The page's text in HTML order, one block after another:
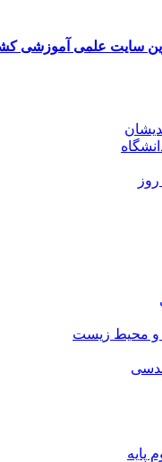
سایت علمی آموزشی
و محیط زیست
پایه